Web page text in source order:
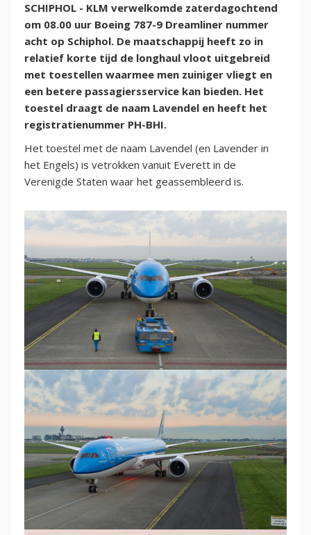
SCHIPHOL - KLM verwelkomde zaterdagochtend
om 08.00 uur Boeing 787-9 Dreamliner nummer
acht op Schiphol. De maatschappij heeft zo in
relatief korte tijd de longhaul vloot uitgebreid
met toestellen waarmee men zuiniger vliegt en
een betere passagiersservice kan bieden. Het
toestel draagt de naam Lavendel en heeft het
registratienummer PH-BHI.
Het toestel met de naam Lavendel (en Lavender in
het Engels) is vetrokken vanuit Everett in de
Verenigde Staten waar het geassembleerd is.